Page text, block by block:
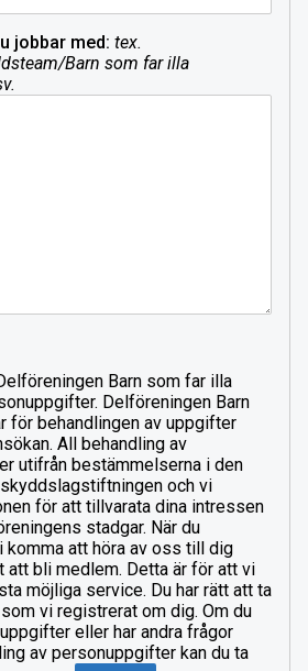
jobbar med: tex.
Barn som far illa
Barn som far illa
Delföreningen Barn
för behandlingen av uppgifter
All behandling av
utifrån bestämmelserna i den
och vi
för att tillvarata dina intressen
stadgar. När du
komma att höra av oss till dig
att bli medlem. Detta är för att vi
möjliga service. Du har rätt att ta
vi registrerat om dig. Om du
eller har andra frågor
av personuppgifter kan du ta